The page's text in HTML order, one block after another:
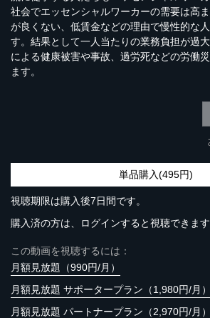
社会でエッセンシャルワーカーの需要は高
が良くない、低賃金などの理由で慢性的な
す。結果として一人当たりの業務負担が過
による健康被害や事故、過労死などの労働
ます。
単品購入(495円)
視聴期限は購入後7日間です。
購入済の方は、ログインすると視聴できます
この動画を視聴するには：
月額見放題（990円/月）
月額見放題 サポータープラン（1,980円/月）
月額見放題 パートナープラン（2,970円/月）